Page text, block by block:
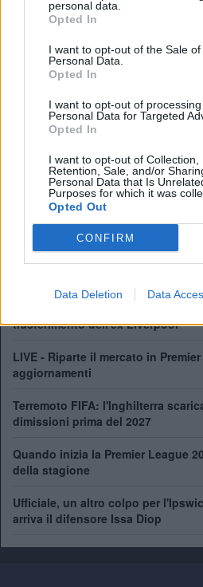
personal data.
Opted In
I want to opt-out of the Sale of
Personal Data.
Opted In
I want to opt-out of
Personal Data for Targeted
Opted In
I want to opt-out of Collection,
Retention, Sale, and/or
Personal Data that Is
Purposes for which it was
Opted Out
CONFIRM
Data Deletion Data
riportare il titolo nel nord di
sognato l’Europa da
Keith Andrewsrappresenta il
accreditata per la
sognando in grande, e tutto
Andoni Iraola invece vuole
Champions League, per lui si
durato 3 anni. L’ultima
quella diMichael Carrick.
per traghettare lo United verso il
con il suo stile si è preso la
Champions, e guadagnandosi
trasferimento dell'ex Liverpool
LIVE - Riparte il mercato in
aggiornamenti
Terremoto FIFA: l'Inghilterra
dimissioni prima del 2027
Quando inizia la Premier League
della stagione
Ufficiale, un altro colpo per
arriva il difensore Issa Diop